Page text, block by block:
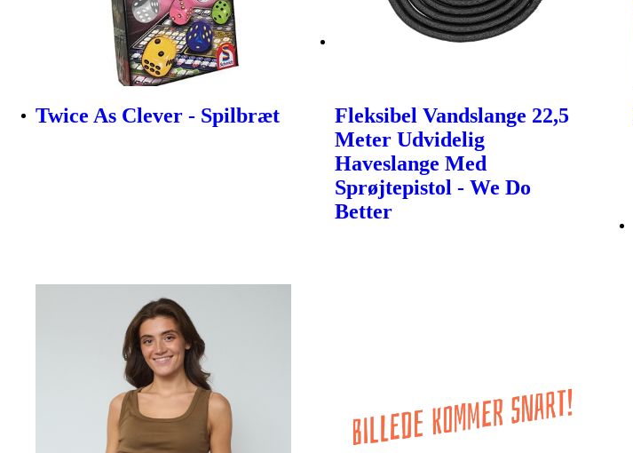
Twice As Clever - Spilbræt
Fleksibel Vandslange 22,5
Meter Udvidelig
Haveslange Med
Sprøjtepistol - We Do
Better